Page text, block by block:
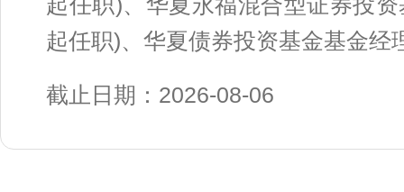
起任职)、华夏债券投资基金基金经
截止日期：2026-08-06